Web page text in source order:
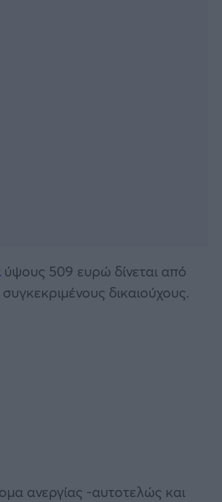
ύψους 509 ευρώ δίνεται από
δικαιούχους.
ανεργίας -αυτοτελώς και